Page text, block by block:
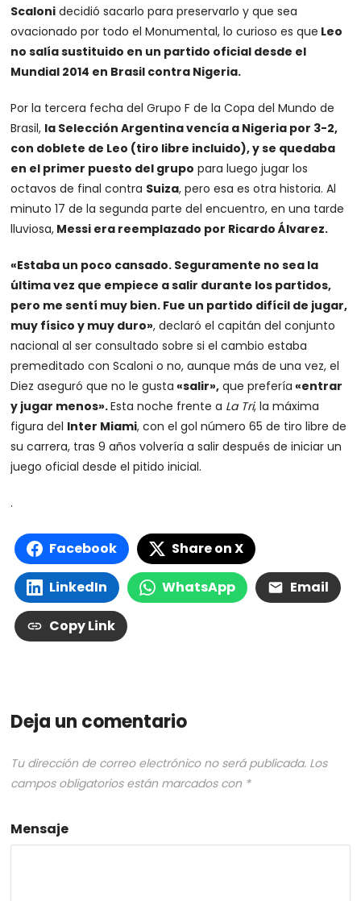
Scaloni decidió sacarlo para preservarlo y que sea
ovacionado por todo el Monumental, lo curioso es que Leo
no salía sustituido en un partido oficial desde el
Mundial 2014 en Brasil contra Nigeria.
Por la tercera fecha del Grupo F de la Copa del Mundo de
Brasil, la Selección Argentina vencía a Nigeria por 3-2,
con doblete de Leo (tiro libre incluido), y se quedaba
en el primer puesto del grupo para luego jugar los
octavos de final contra Suiza, pero esa es otra historia. Al
minuto 17 de la segunda parte del encuentro, en una tarde
lluviosa, Messi era reemplazado por Ricardo Álvarez.
«Estaba un poco cansado. Seguramente no sea la
última vez que empiece a salir durante los partidos,
pero me sentí muy bien. Fue un partido difícil de jugar,
muy físico y muy duro», declaró el capitán del conjunto
nacional al ser consultado sobre si el cambio estaba
premeditado con Scaloni o no, aunque más de una vez, el
Diez aseguró que no le gusta «salir», que prefería «entrar
y jugar menos».Esta noche frente a La Tri, la máxima
figura del Inter Miami, con el gol número 65 de tiro libre de
su carrera, tras 9 años volvería a salir después de iniciar un
juego oficial desde el pitido inicial.
.
Facebook Share on X
LinkedIn WhatsApp Email
Copy Link
Deja un comentario
Tu dirección de correo electrónico no será publicada. Los
campos obligatorios están marcados con *
Mensaje